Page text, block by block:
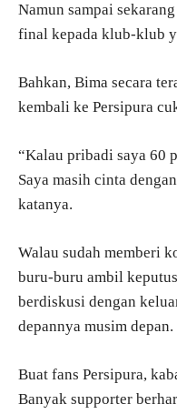
Namun sampai
final kepada klub-klub
Bahkan, Bima secara
kembali ke Persipura
“Kalau pribadi saya 60
Saya masih cinta
katanya.
Walau sudah memberi
buru-buru ambil
berdiskusi dengan
depannya musim depan.
Buat fans Persipura,
Banyak supporter